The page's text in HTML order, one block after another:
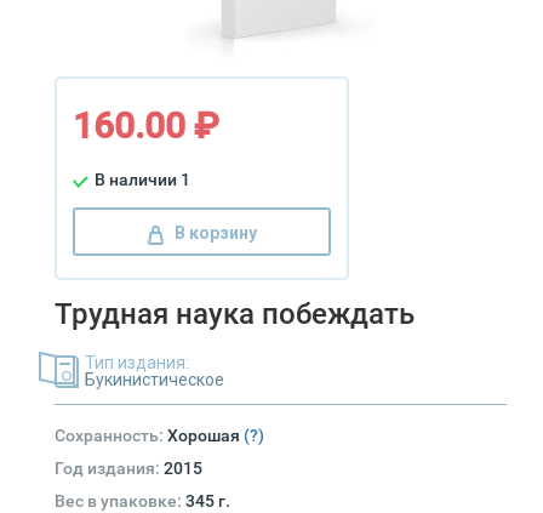
160.00 ₽
В наличии 1
В корзину
Трудная наука побеждать
Тип издания:
Букинистическое
Сохранность: Хорошая (?)
Год издания: 2015
Вес в упаковке: 345 г.